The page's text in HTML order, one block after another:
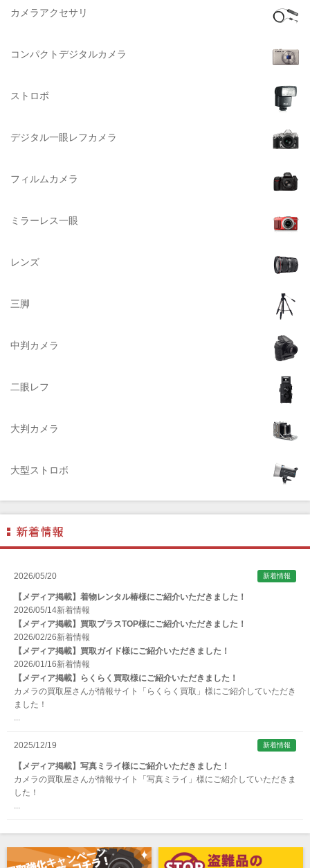
Lowepro（ロープロ）
BURTON（バートン）
DELSEY（デルセー）
DEKO Elite（デコエリート）
Datacolor（データカラー）
A-POWER (エー・パワー)
ACQUAPAZZA（アクアパッツァ）
AGFA（アグフア）
ALPA（アルパ）
ALT（アルト）
ARAX（アラクス）
Arca-Swiss（アルカスイス）
Argus （アーガス）
ARNUVO（アルヌボ）
ARTISAN&ARTIST (アルティザンアンドアーティスト)
Aska（アスカ/飛鳥）
ATOMOS（アトモス）
erg（エルグ）
AVENON（アベノン）
Awagami Factory（アワガミファクトリー）
Belkin（ベルキン）
中判海外系
カメラアクセサリ
コンパクトデジタルカメラ
ストロボ
デジタル一眼レフカメラ
フィルムカメラ
ミラーレス一眼
レンズ
三脚
中判カメラ
二眼レフ
大判カメラ
大型ストロボ
2026/05/20 新着情報
【メディア掲載】着物レンタル椿様にご紹介いただきました！
2026/05/14新着情報
【メディア掲載】買取プラスTOP様にご紹介いただきました！
2026/02/26新着情報
【メディア掲載】買取ガイド様にご紹介いただきました！
2026/01/16新着情報
【メディア掲載】らくらく買取様にご紹介いただきました！
カメラの買取屋さんが情報サイト「らくらく買取」様にご紹介していただき
ました！
2025/12/19 新着情報
【メディア掲載】写真ミライ様にご紹介いただきました！
カメラの買取屋さんが情報サイト「写真ミライ」様にご紹介していただきま
した！